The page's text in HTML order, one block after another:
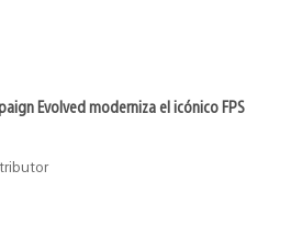
Evolved moderniza el icónico FPS